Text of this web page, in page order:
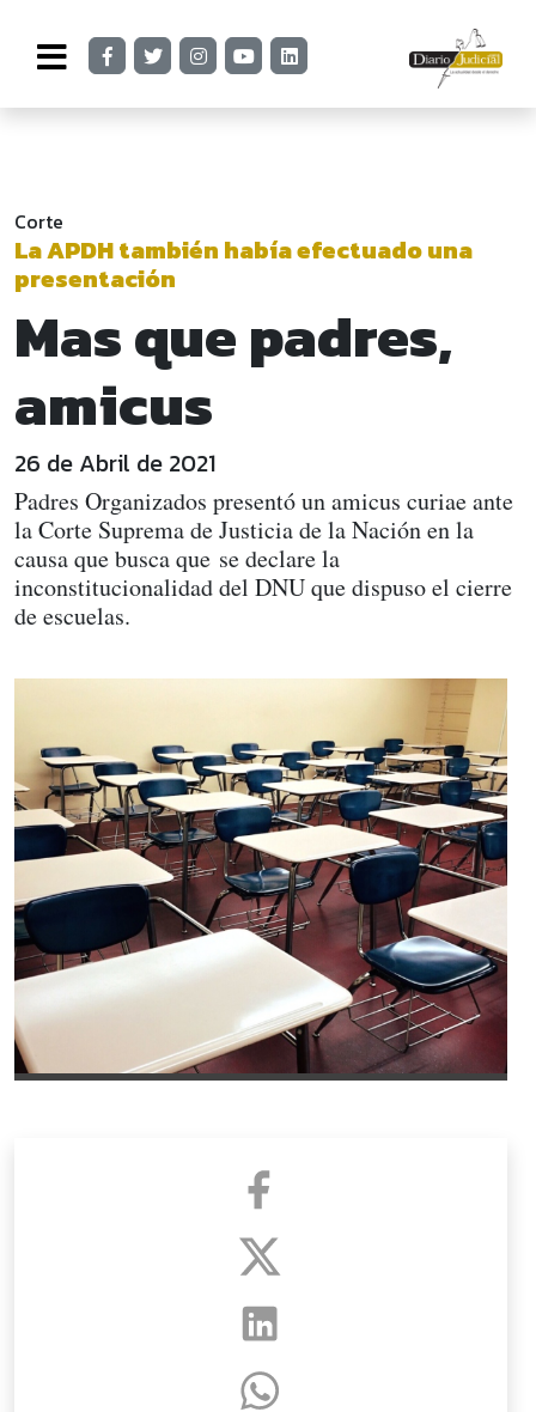
Corte
La APDH también había efectuado una
presentación
Mas que padres,
amicus
26 de Abril de 2021
Padres Organizados presentó un amicus curiae ante
la Corte Suprema de Justicia de la Nación en la
causa que busca que se declare la
inconstitucionalidad del DNU que dispuso el cierre
de escuelas.